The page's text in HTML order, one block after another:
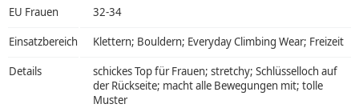
EU Frauen 32-34
Einsatzbereich Klettern; Bouldern; Everyday Climbing Wear; Freizeit
Details
schickes Top für Frauen; stretchy; Schlüsselloch auf
der Rückseite; macht alle Bewegungen mit; tolle
Muster